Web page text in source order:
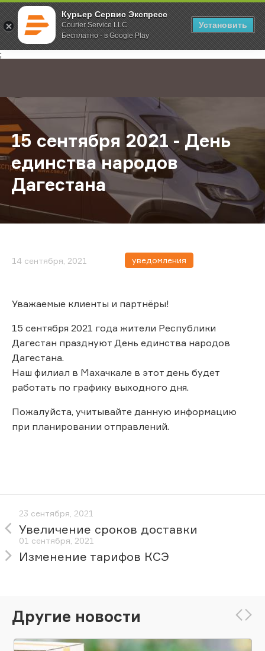
Курьер Сервис Экспресс
Courier Service LLC
Бесплатно - в Google Play
Установить
;
Главная О компании Новости 15 сентября 2021 - День единства
15 сентября 2021 - День
единства народов
Дагестана
14 сентября, 2021 уведомления
Уважаемые клиенты и партнёры!
15 сентября 2021 года жители Республики
Дагестан празднуют День единства народов
Дагестана.
Наш филиал в Махачкале в этот день будет
работать по графику выходного дня.
Пожалуйста, учитывайте данную информацию
при планировании отправлений.
23 сентября, 2021
Увеличение сроков доставки
01 сентября, 2021
Изменение тарифов КСЭ
Другие новости